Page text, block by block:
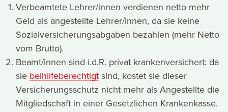
Verbeamtete Lehrer/innen verdienen netto mehr
Geld als angestellte Lehrer/innen, da sie keine
Sozialversicherungsabgaben bezahlen (mehr Netto
vom Brutto).
Beamt/innen sind i.d.R. privat krankenversichert; da
sie beihilfeberechtigt sind, kostet sie dieser
Versicherungsschutz nicht mehr als Angestellte die
Mitgliedschaft in einer Gesetzlichen Krankenkasse.